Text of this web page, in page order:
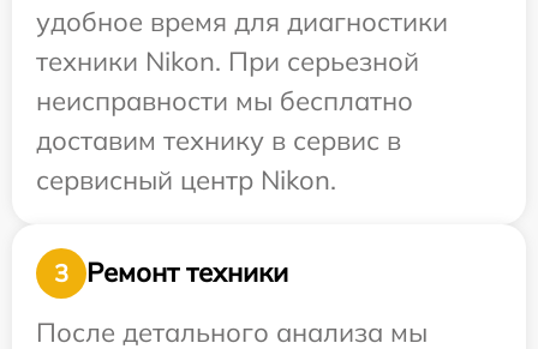
удобное время для диагностики
техники Nikon. При серьезной
неисправности мы бесплатно
доставим технику в сервис в
сервисный центр Nikon.
3
Ремонт техники
После детального анализа мы